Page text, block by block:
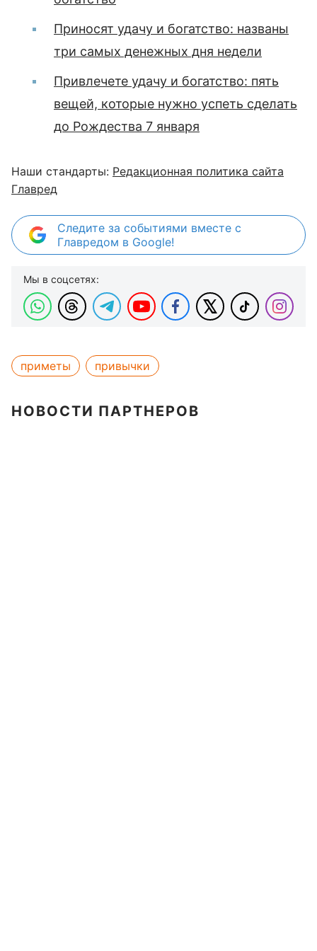
Приносят удачу и богатство: названы
три самых денежных дня недели
Привлечете удачу и богатство: пять
вещей, которые нужно успеть сделать
до Рождества 7 января
Наши стандарты: Редакционная политика сайта
Главред
Следите за событиями вместе с
Главредом в Google!
Мы в соцсетях:
приметы привычки
НОВОСТИ ПАРТНЕРОВ